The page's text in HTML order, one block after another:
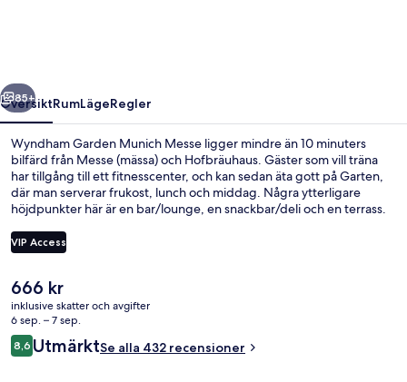
Nästa
85+
ÖversiktRumLägeRegler
Wyndham Garden Munich Messe ligger mindre än 10 minuters
bilfärd från Messe (mässa) och Hofbräuhaus. Gäster som vill träna
har tillgång till ett fitnesscenter, och kan sedan äta gott på Garten,
där man serverar frukost, lunch och middag. Några ytterligare
höjdpunkter här är en bar/lounge, en snackbar/deli och en terrass.
Kollektivtrafik finns i närheten. Till Moosfeld U-Bahnstation är det
inte mer än 10 minuters promenad.
VIP Access
Det
nuvarande
priset
är
666 kr
666 kr
inklusive skatter och avgifter
6 sep. – 7 sep.
Recensioner
8,68,6 av 10,
UtmärktSe alla 432 recensioner